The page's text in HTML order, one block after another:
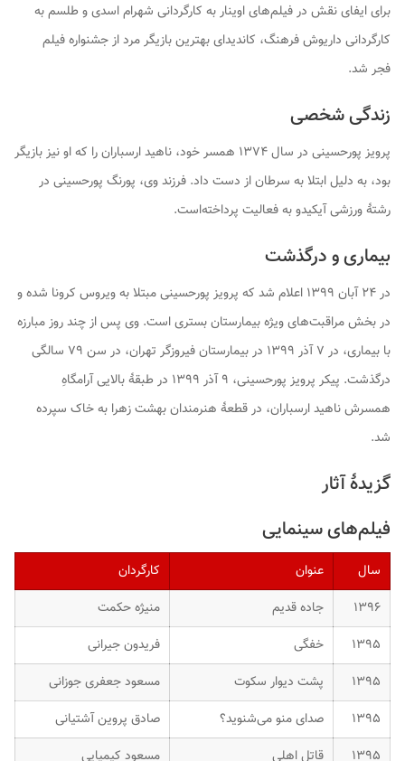
برای ایفای نقش در فیلم‌هایاویناربه کارگردانی شهرام اسدی و طلسمبه
کارگردانی داریوش فرهنگ، کاندیدایبهترین بازیگر مرداز جشنواره فیلم
فجر شد.
زندگی شخصی
پرویز پورحسینی در سال ۱۳۷۴ همسر خود، ناهید ارسباران را که او نیز بازیگر
بود، به دلیل ابتلا به سرطان از دست داد. فرزند وی، پورنگ پورحسینی در
رشتهٔ ورزشی آیکیدو به فعالیت پرداخته‌است.
بیماری و درگذشت
در ۲۴ آبان ۱۳۹۹ اعلام شد که پرویز پورحسینی مبتلا به ویروس کرونا شده و
در بخش مراقبت‌های ویژه بیمارستان بستری است. وی پس از چند روز مبارزه
با بیماری، در ۷ آذر ۱۳۹۹ در بیمارستان فیروزگر تهران، در سن ۷۹ سالگی
درگذشت. پیکر پرویز پورحسینی، ۹ آذر ۱۳۹۹ در طبقهٔ بالایی آرامگاهِ
همسرش ناهید ارسباران، در قطعهٔ هنرمندان بهشت زهرا به خاک سپرده
شد.
گزیدهٔ آثار
فیلم‌های سینمایی
سال عنوان
کارگردان
۱۳۹۶
جاده قدیم
منیژه حکمت
۱۳۹۵
خفگی
فریدون جیرانی
۱۳۹۵
پشت دیوار سکوت
مسعود جعفری جوزانی
۱۳۹۵
صدای منو می‌شنوید؟
صادق پروین آشتیانی
۱۳۹۵
قاتل اهلی مسعود کیمیایی